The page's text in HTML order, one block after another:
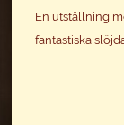
En utställning
fantastiska